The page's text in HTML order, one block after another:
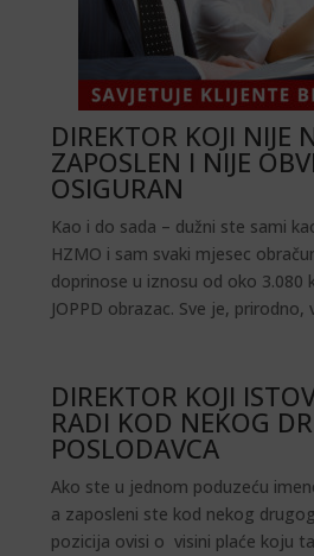
DIREKTOR KOJI NIJE
ZAPOSLEN I NIJE
OSIGURAN
Kao i do sada – dužni ste sami
HZMO i sam svaki mjesec
doprinose u iznosu od oko 3.080
JOPPD obrazac. Sve je,
DIREKTOR KOJI
RADI KOD NEKOG
POSLODAVCA
Ako ste u jednom poduzeću
a zaposleni ste kod nekog
pozicija ovisi o visini plaće koju